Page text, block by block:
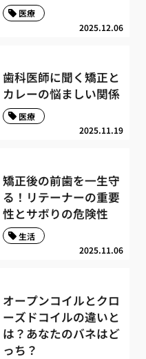
2025.12.06
医療
歯科医師に聞く矯正と
カレーの悩ましい関係
2025.11.19
医療
矯正後の前歯を一生守
る！リテーナーの重要
性とサボりの危険性
2025.11.06
生活
オープンコイルとクロ
ーズドコイルの違いと
は？あなたのバネはど
っち？